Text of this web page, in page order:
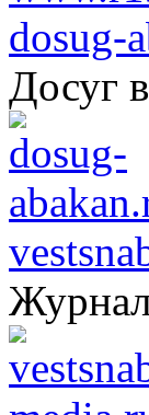
dosug-
Досуг